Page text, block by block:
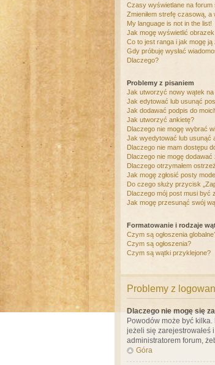
Czasy wyświetlane na forum
Zmieniłem strefę czasową,
My language is not in the list!
Jak mogę wyświetlić
Co to jest ranga i jak mogę ją
Gdy próbuję wysłać
Dlaczego?
Problemy z pisaniem
Jak utworzyć nowy wątek na
Jak edytować lub usunąć
Jak dodawać podpis do
Jak utworzyć ankietę?
Dlaczego nie mogę wybrać
Jak wyedytować lub usunąć
Dlaczego nie mam dostępu
Dlaczego nie mogę dodawać
Dlaczego otrzymałem
Jak mogę zgłosić posty
Do czego służy przycisk
Dlaczego mój post musi być
Jak mogę przesunąć swój
Formatowanie i rodzaje
Czym są ogłoszenia
Czym są ogłoszenia?
Czym są wątki przyklejone?
Problemy z
Dlaczego nie mogę się
Powodów może być
jeżeli się zarejestrowałeś
administratorem forum,
Góra